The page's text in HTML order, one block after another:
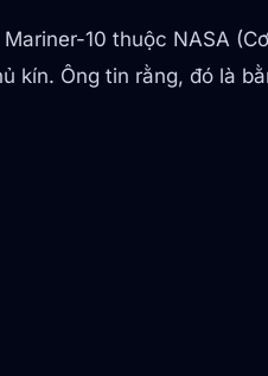
10 thuộc NASA
kín. Ông tin rằng, đó là